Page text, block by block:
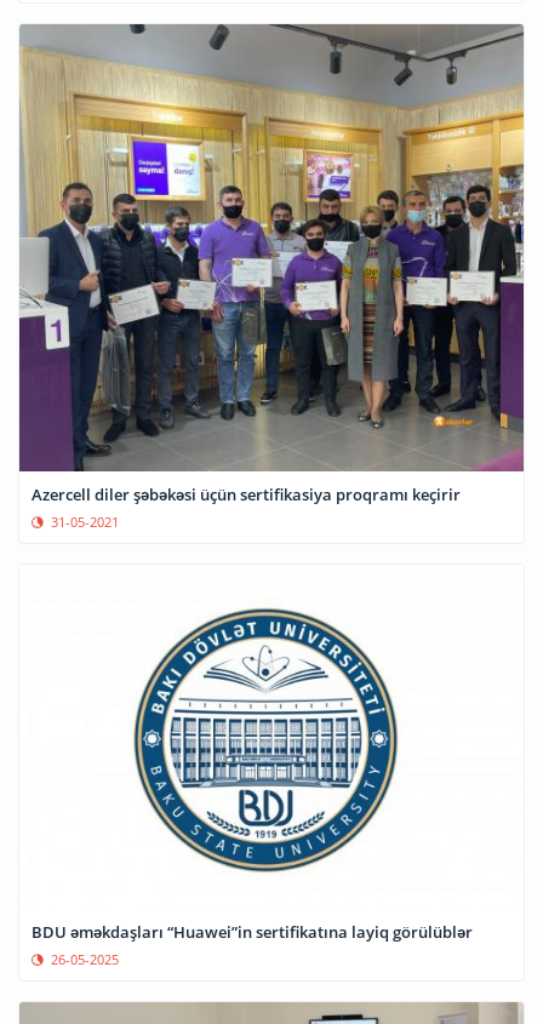
Azercell diler şəbəkəsi üçün sertifikasiya proqramı keçirir
31-05-2021
BDU əməkdaşları “Huawei”in sertifikatına layiq görülüblər
26-05-2025